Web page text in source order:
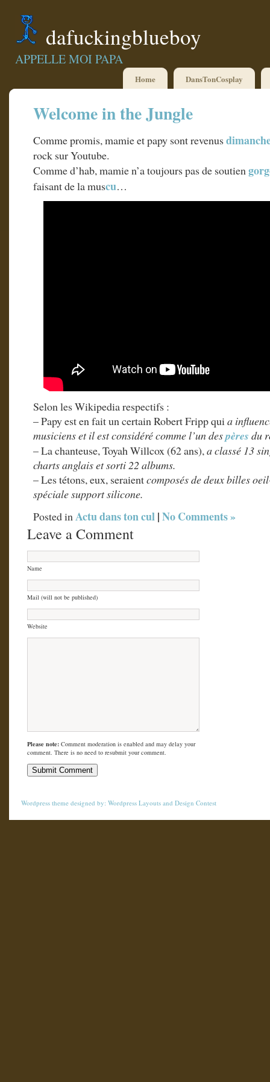
dafuckingblueboy
APPELLE MOI PAPA
Home DansTonCosplay
Welcome in the Jungle
Comme promis, mamie et papy sont revenus
rock sur Youtube.
Comme d’hab, mamie n’a toujours pas de soutien
faisant de la muscu…
Selon les Wikipedia respectifs :
– Papy est en fait un certain Robert Fripp qui a
musiciens et il est considéré comme l’un despères du
– La chanteuse, Toyah Willcox (62 ans), a classé 13
charts anglais et sorti 22 albums.
– Les tétons, eux, seraientcomposés de deux billes
spéciale support silicone.
Posted in Actu dans ton cul|No Comments »
Leave a Comment
Name
Mail (will not be published)
Website
Please note: Comment moderation is enabled and may delay your
comment. There is no need to resubmit your comment.
Wordpress theme designed by: Wordpress Layouts and Design Contest